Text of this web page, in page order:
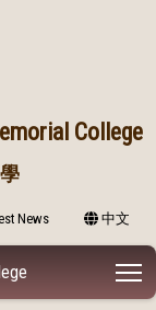
College
News 中文